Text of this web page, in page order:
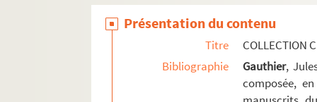
2. « Table des pièces contenuës en ce
Présentation du contenu
Titre
COLLECTION
Bibliographie
Gauthier,
composée,